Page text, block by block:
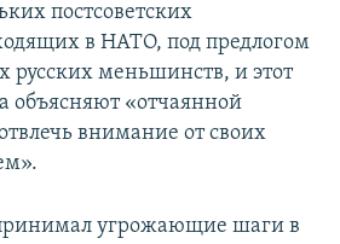
постсоветских
в НАТО, под предлогом
русских меньшинств, и этот
объясняют «отчаянной
внимание от своих
угрожающие шаги в